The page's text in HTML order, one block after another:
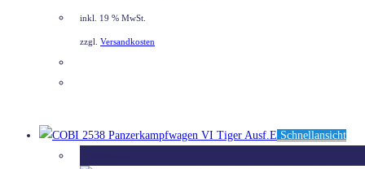
inkl. 19 % MwSt.
zzgl. Versandkosten
Schnellansicht